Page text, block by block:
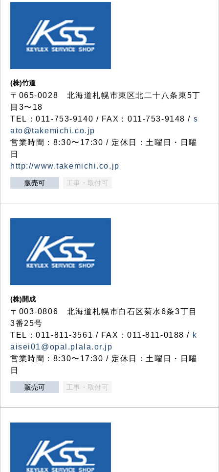
(株)竹道
〒065-0028 北海道札幌市東区北二十八条東5丁
目3〜18
TEL：011-753-9140 / FAX：011-753-9148 / s
ato@takemichi.co.jp
営業時間：8:30〜17:30 / 定休日：土曜日・日曜
日
http://www.takemichi.co.jp
販売可 工事・取付可
(株)開成
〒003-0806 北海道札幌市白石区菊水6条3丁目
3番25号
TEL：011-811-3561 / FAX：011-811-0188 / k
aisei01@opal.plala.or.jp
営業時間：8:30〜17:30 / 定休日：土曜日・日曜
日
販売可 工事・取付可